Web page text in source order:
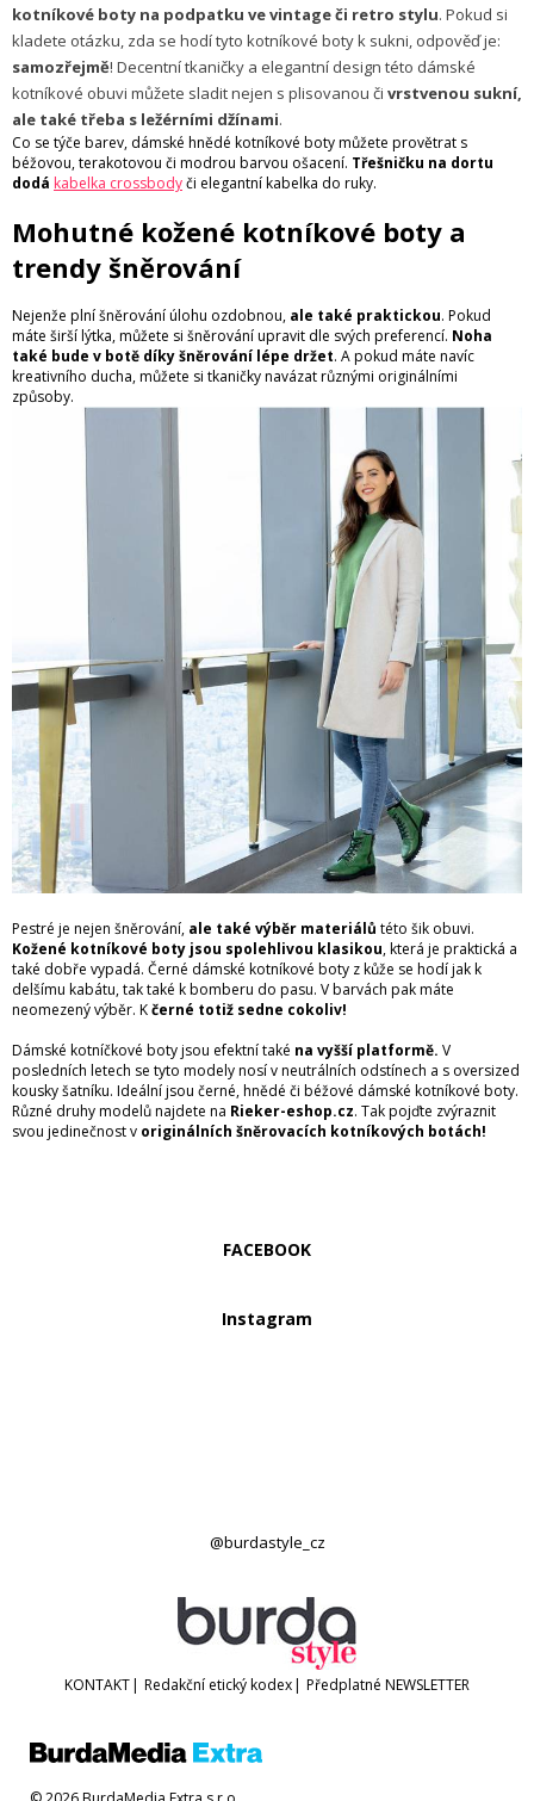
kotníkové boty na podpatku ve vintage či retro stylu. Pokud si
kladete otázku, zda se hodí tyto kotníkové boty k sukni, odpověď je:
samozřejmě! Decentní tkaničky a elegantní design této dámské
kotníkové obuvi můžete sladit nejen s plisovanou či vrstvenou sukní,
ale také třeba s ležérními džínami.
Co se týče barev, dámské hnědé kotníkové boty můžete provětrat s
béžovou, terakotovou či modrou barvou ošacení. Třešničku na dortu
dodá kabelka crossbodyči elegantní kabelka do ruky.
Mohutné kožené kotníkové boty a
trendy šněrování
Nejenže plní šněrování úlohu ozdobnou, ale také praktickou. Pokud
máte širší lýtka, můžete si šněrování upravit dle svých preferencí. Noha
také bude v botě díky šněrování lépe držet. A pokud máte navíc
kreativního ducha, můžete si tkaničky navázat různými originálními
způsoby.
Pestré je nejen šněrování, ale také výběr materiálů této šik obuvi.
Kožené kotníkové boty jsou spolehlivou klasikou, která je praktická a
také dobře vypadá. Černé dámské kotníkové boty z kůže se hodí jak k
delšímu kabátu, tak také k bomberu do pasu. V barvách pak máte
neomezený výběr. Kčerné totiž sedne cokoliv!
Dámské kotníčkové boty jsou efektní také na vyšší platformě. V
posledních letech se tyto modely nosí v neutrálních odstínech a s oversized
kousky šatníku. Ideální jsou černé, hnědé či béžové dámské kotníkové boty.
Různé druhy modelů najdete na Rieker-eshop.cz. Tak pojďte zvýraznit
svou jedinečnost v originálních šněrovacích kotníkových botách!
FACEBOOK
Instagram
@burdastyle_cz
KONTAKT| Redakční etický kodex| Předplatné NEWSLETTER